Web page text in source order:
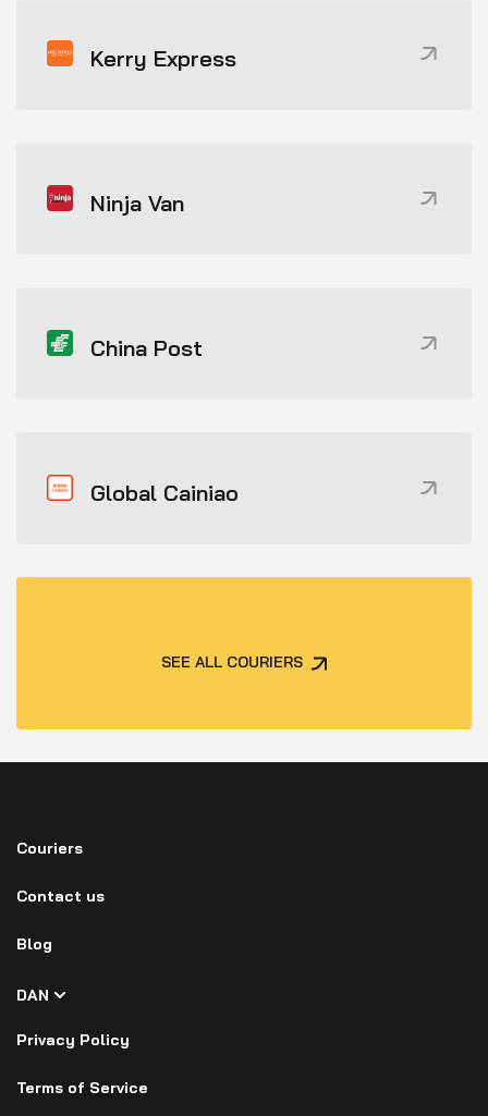
Kerry Express
Ninja Van
China Post
Global Cainiao
SEE ALL COURIERS
Couriers
Contact us
Blog
DAN
Privacy Policy
Terms of Service